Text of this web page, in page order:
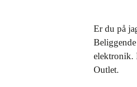
Er du på
elektronik.
Outlet.